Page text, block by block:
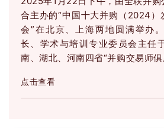
合主办的“中国十大并购（2024）
会”在北京、上海两地圆满举办
长、学术与培训专业委员会主任
南、湖北、河南四省“并购交易师俱
点击查看